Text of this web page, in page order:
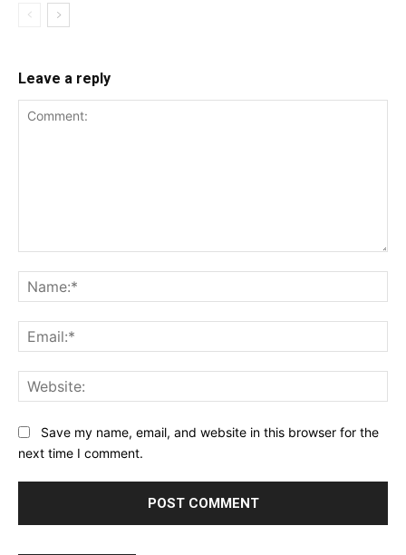
Leave a reply
Save my name, email, and website in this browser for the
next time I comment.